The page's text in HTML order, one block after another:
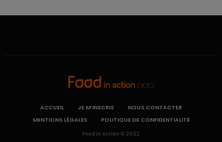
ACCUEIL JE M’INSCRIS
NOUS CONTACTER
MENTIONS LÉGALES
POLITIQUE DE CONFIDENTIALITÉ
Food In Action © 2022